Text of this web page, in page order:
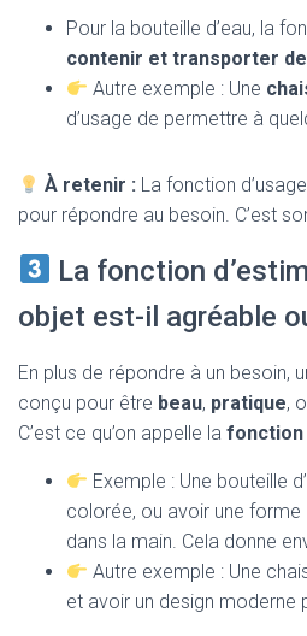
Pour la bouteille d’eau, la
contenir et transporter de
Autre exemple : Une
d’usage de permettre à
À retenir : La fonction
pour répondre au besoin. C’est
La fonction
objet est-il agréable
En plus de répondre à un besoin,
conçu pour être beau, pratique,
C’est ce qu’on appelle la fonction
Exemple : Une bouteille
colorée, ou avoir une forme
dans la main. Cela donne
Autre exemple : Une
et avoir un design moderne